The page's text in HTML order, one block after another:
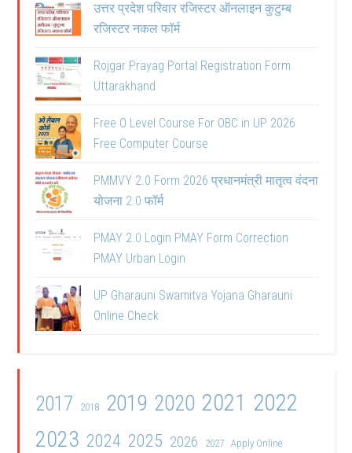
उत्तर प्रदेश परिवार रजिस्टर ऑनलाइन कुटुम्ब
रजिस्टर नकल फॉर्म
Rojgar Prayag Portal Registration Form
Uttarakhand
Free O Level Course For OBC in UP 2026
Free Computer Course
PMMVY 2.0 Form 2026 प्रधानमंत्री मातृत्व वंदना
योजना 2.0 फॉर्म
PMAY 2.0 Login PMAY Form Correction
PMAY Urban Login
UP Gharauni Swamitva Yojana Gharauni
Online Check
2017 2018 2019 2020 2021 2022
2023 2024 2025 2026 2027 Apply Online